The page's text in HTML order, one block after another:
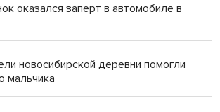
оказался заперт в автомобиле в
новосибирской деревни помогли
мальчика